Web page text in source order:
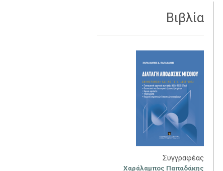
Βιβλία
Συγγραφέας
Χαράλαμπος Παπαδάκης